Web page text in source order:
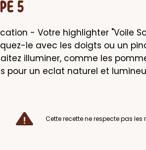
5
- Votre highlighter "Voile
le avec les doigts ou un
illuminer, comme les
pour un eclat naturel et
Cette recette ne respecte pas